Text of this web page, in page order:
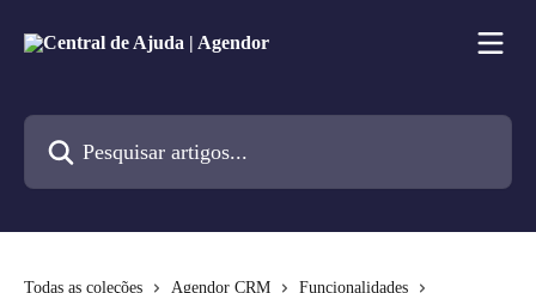
Todas as coleções Agendor CRM
Funcionalidades